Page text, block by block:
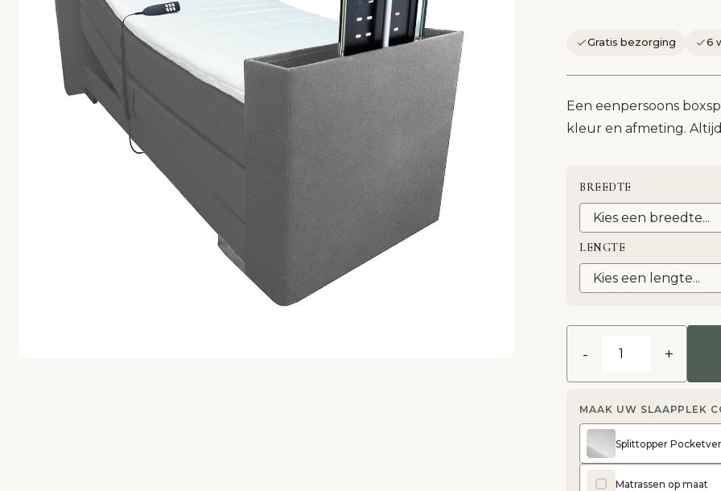
Gratis bezorging 6
Een eenpersoons
kleur en afmeting.
BREEDTE
LENGTE
- +
MAAK UW SLAAPPLEK
Splittopper
Matrassen op maat